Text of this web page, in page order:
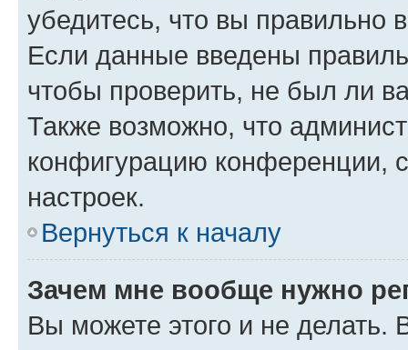
убедитесь, что вы правильно
Если данные введены
чтобы проверить, не был ли
Также возможно, что
конфигурацию конференции,
настроек.
Вернуться к началу
Зачем мне вообще нужно
Вы можете этого и не делать.